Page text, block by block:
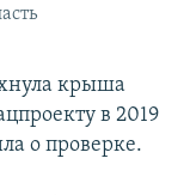
крыша
в 2019
о проверке.